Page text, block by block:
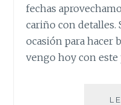
fechas
cariño con detalles.
ocasión para hacer
vengo hoy con este